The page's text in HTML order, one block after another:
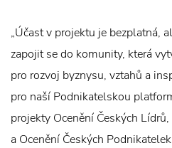
„Účast v projektu je bezplatná,
zapojit se do komunity, která
pro rozvoj byznysu, vztahů a
pro naší Podnikatelskou
projekty Ocenění Českých
a Ocenění Českých